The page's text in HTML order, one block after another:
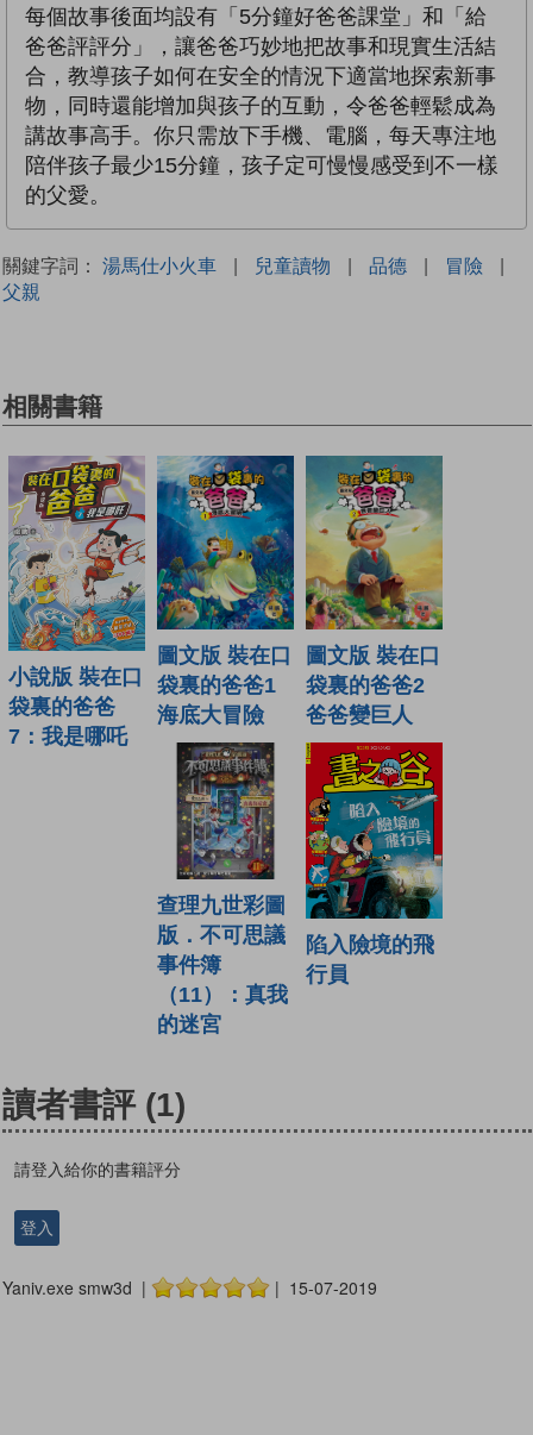
每個故事後面均設有「5分鐘好爸爸課堂」和「給
爸爸評評分」，讓爸爸巧妙地把故事和現實生活結
合，教導孩子如何在安全的情況下適當地探索新事
物，同時還能增加與孩子的互動，令爸爸輕鬆成為
講故事高手。你只需放下手機、電腦，每天專注地
陪伴孩子最少15分鐘，孩子定可慢慢感受到不一樣
的父愛。
關鍵字詞： 湯馬仕小火車 | 兒童讀物 | 品德 | 冒險
|
父親
相關書籍
小說版 裝在口
袋裏的爸爸
7：我是哪吒
圖文版 裝在口
袋裏的爸爸1
海底大冒險
圖文版 裝在口
袋裏的爸爸2
爸爸變巨人
查理九世彩圖
版．不可思議
事件簿
（11）：真我
的迷宮
陷入險境的飛
行員
讀者書評 (1)
請登入給你的書籍評分
登入
Yaniv.exe smw3d | | 15-07-2019